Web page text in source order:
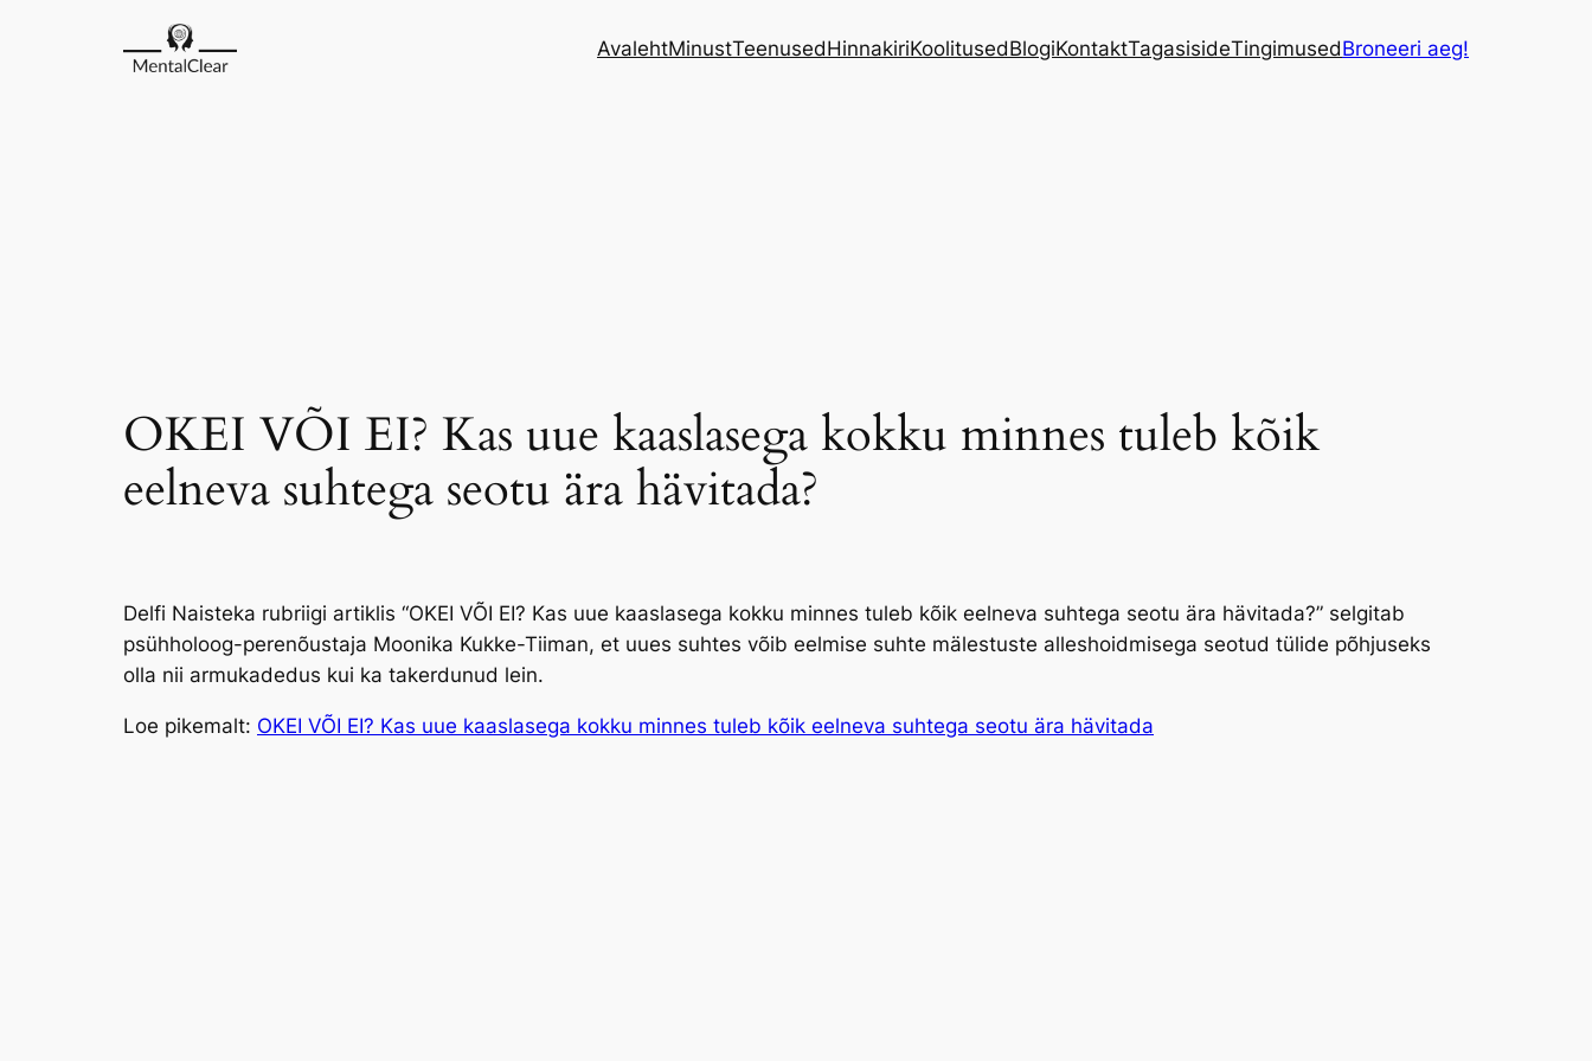
AvalehtMinustTeenusedHinnakiriKoolitusedBlogiKontaktTagasisideTingimusedBroneeri aeg!
OKEI VÕI EI? Kas uue kaaslasega kokku minnes tuleb kõik
eelneva suhtega seotu ära hävitada?
Delfi Naisteka rubriigi artiklis “OKEI VÕI EI? Kas uue kaaslasega kokku minnes tuleb kõik eelneva suhtega seotu ära hävitada?” selgitab
psühholoog-perenõustaja Moonika Kukke-Tiiman, et uues suhtes võib eelmise suhte mälestuste alleshoidmisega seotud tülide põhjuseks
olla nii armukadedus kui ka takerdunud lein.
Loe pikemalt: OKEI VÕI EI? Kas uue kaaslasega kokku minnes tuleb kõik eelneva suhtega seotu ära hävitada